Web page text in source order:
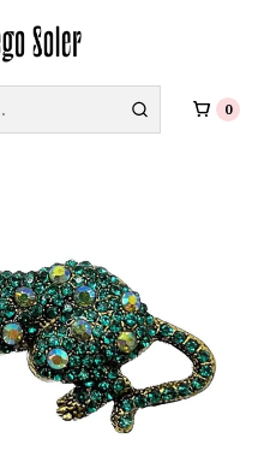
0
COMPRAS SOBRE $69.990